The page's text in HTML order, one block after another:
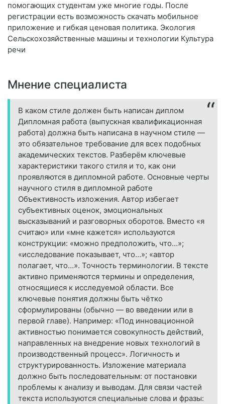
помогающих студентам уже многие годы. После
регистрации есть возможность скачать мобильное
приложение и гибкая ценовая политика. Экология
Сельскохозяйственные машины и технологии Культура
речи
Мнение специалиста
В каком стиле должен быть написан диплом
Дипломная работа (выпускная квалификационная
работа) должна быть написана в научном стиле —
это обязательное требование для всех подобных
академических текстов. Разберём ключевые
характеристики такого стиля и то, как они
проявляются в дипломной работе. Основные черты
научного стиля в дипломной работе
Объективность изложения. Автор избегает
субъективных оценок, эмоциональных
высказываний и разговорных оборотов. Вместо «я
считаю» или «мне кажется» используются
конструкции: «можно предположить, что…»;
«исследование показывает, что…»; «автор
полагает, что…». Точность терминологии. В тексте
активно применяются термины и определения,
относящиеся к исследуемой области. Все
ключевые понятия должны быть чётко
сформулированы (обычно — во введении или в
первой главе). Например: «Под инновационной
активностью понимается совокупность действий,
направленных на внедрение новых технологий в
производственный процесс». Логичность и
структурированность. Изложение материала
должно быть последовательным: от постановки
проблемы к анализу и выводам. Для связи частей
текста используются специальные слова и фразы: